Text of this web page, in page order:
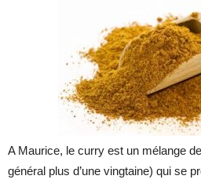
A Maurice, le curry est un mélange
général plus d’une vingtaine) qui se